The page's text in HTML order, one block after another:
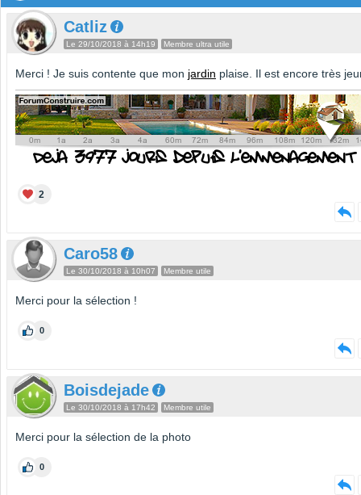
Catliz
Le 29/10/2018 à 14h19 Membre ultra utile
Merci ! Je suis contente que mon jardin plaise. Il est encore très
2
Caro58
Le 30/10/2018 à 10h07 Membre utile
Merci pour la sélection !
0
Boisdejade
Le 30/10/2018 à 17h42 Membre utile
Merci pour la sélection de la photo
0